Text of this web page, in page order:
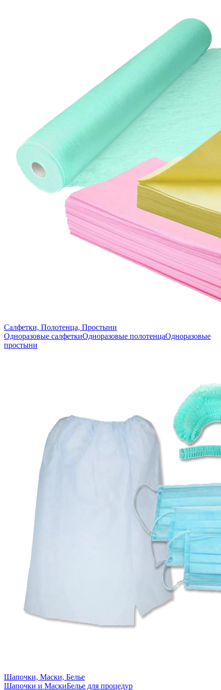
Салфетки, Полотенца, Простыни
Одноразовые салфеткиОдноразовые полотенцаОдноразовые
простыни
Шапочки, Маски, Белье
Шапочки и МаскиБелье для процедур